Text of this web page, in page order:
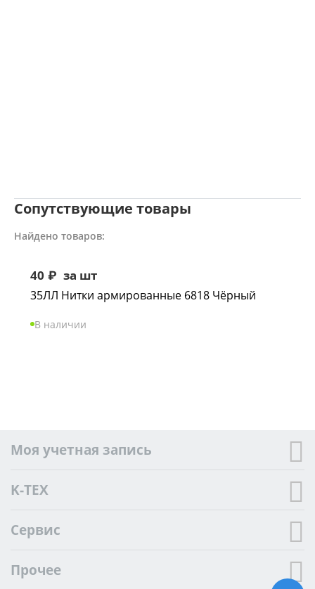
Сопутствующие товары
Найдено товаров:
40 ₽ за шт
35ЛЛ Нитки армированные 6818 Чёрный
В наличии
Моя учетная запись
K-TEX
Сервис
Прочее